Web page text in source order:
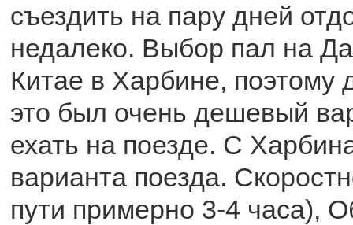
съездить на пару дней
недалеко. Выбор пал на
Китае в Харбине, поэтому
это был очень дешевый
ехать на поезде. С
варианта поезда.
пути примерно 3-4 часа),